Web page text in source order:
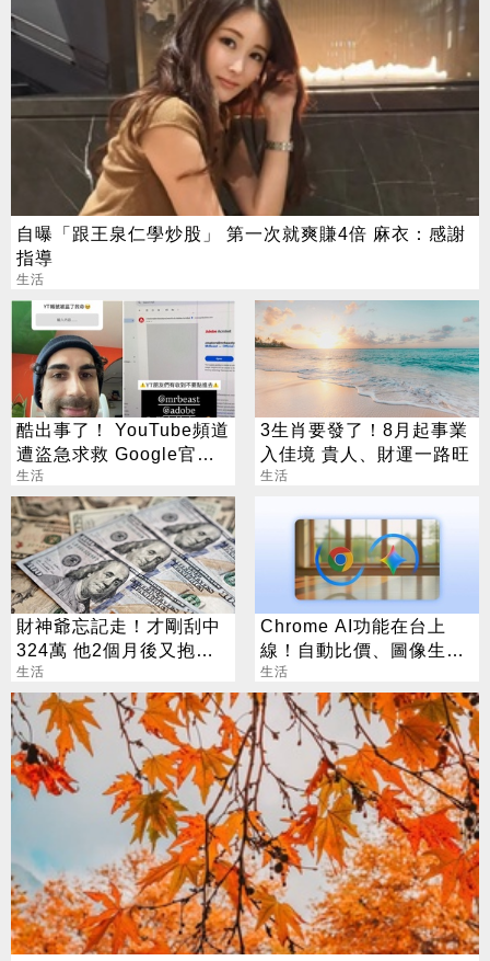
自曝「跟王泉仁學炒股」 第一次就爽賺4倍 麻衣：感謝
指導
生活
酷出事了！ YouTube頻道
遭盜急求救 Google官方
說話了
生活
3生肖要發了！8月起事業
入佳境 貴人、財運一路旺
生活
財神爺忘記走！才剛刮中
324萬 他2個月後又抱回
3243萬
生活
Chrome AI功能在台上
線！自動比價、圖像生成
化身最強助理
生活